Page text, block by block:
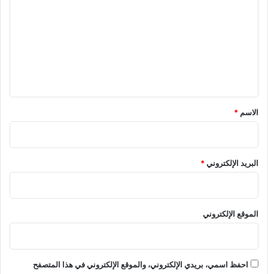
*
الاسم *
البريد الإلكتروني*
الموقع الإلكتروني
احفظ اسمي، بريدي الإلكتروني، والموقع الإلكتروني في هذا المتصفح